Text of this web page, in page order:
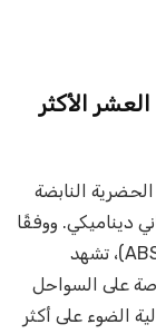
الأكثر
النابضة
ديناميكي. ووفقًا
لبيانات مكتب الإحصاءات الأسترالي (ABS، 2024)، تشهد
على السواحل
الضوء على أكثر